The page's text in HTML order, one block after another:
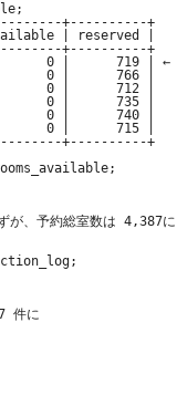
+----------+
| reserved |
+----------+
|      719 | ← 各日と
0 |      766 |
0 |      712 |
0 |      735 |
0 |      740 |
0 |      715 |
+----------+
予約総室数は 4,387に
件に